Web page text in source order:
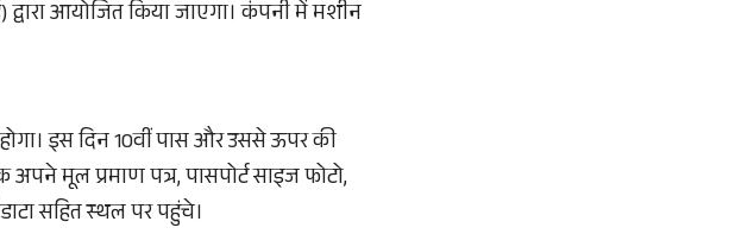
आयोजित किया जाएगा। कंपनी में मशीन
इस दिन 10वीं पास और उससे ऊपर की
मूल प्रमाण पत्र, पासपोर्ट साइज फोटो,
सहित स्थल पर पहुंचे।